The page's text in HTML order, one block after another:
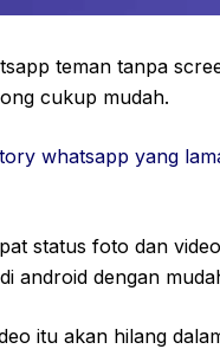
teman tanpa
cukup mudah.
whatsapp yang
status foto dan
android dengan
itu akan hilang